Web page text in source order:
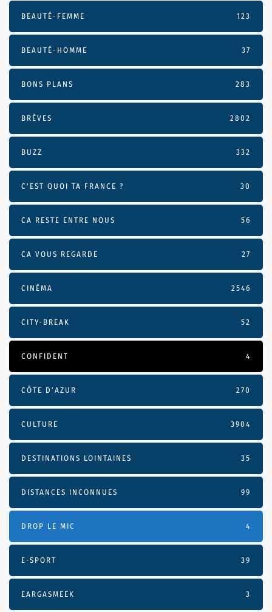
BEAUTÉ-FEMME 123
BEAUTÉ-HOMME 37
BONS PLANS 283
BRÈVES 2802
BUZZ 332
C'EST QUOI TA FRANCE ? 30
CA RESTE ENTRE NOUS 56
CA VOUS REGARDE 27
CINÉMA 2546
CITY-BREAK 52
CONFIDENT 4
CÔTE D’AZUR 270
CULTURE 3904
DESTINATIONS LOINTAINES 35
DISTANCES INCONNUES 99
DROP LE MIC 4
E-SPORT 39
EARGASMEEK 3